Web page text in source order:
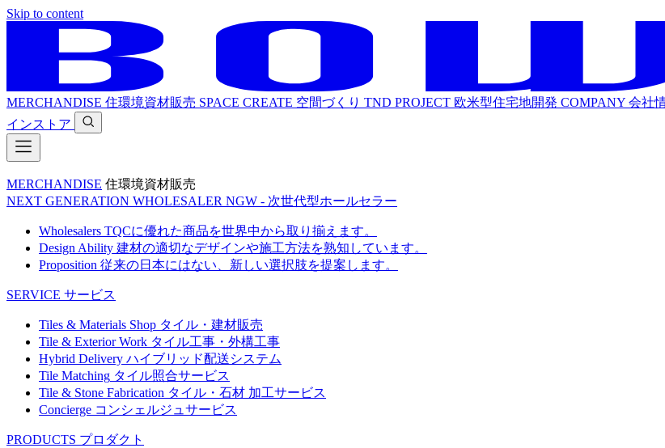
Skip to content
MERCHANDISE 住環境資材販売 SPACE CREATE 空間づくり TND PROJECT 欧米型住宅地開発 COMPANY 会社
インストア
MERCHANDISE 住環境資材販売
NEXT GENERATION WHOLESALER NGW - 次世代型ホールセラー
Wholesalers TQCに優れた商品を世界中から取り揃えます。
Design Ability 建材の適切なデザインや施工方法を熟知しています。
Proposition 従来の日本にはない、新しい選択肢を提案します。
SERVICE サービス
Tiles & Materials Shop タイル・建材販売
Tile & Exterior Work タイル工事・外構工事
Hybrid Delivery ハイブリッド配送システム
Tile Matching タイル照合サービス
Tile & Stone Fabrication タイル・石材 加工サービス
Concierge コンシェルジュサービス
PRODUCTS プロダクト